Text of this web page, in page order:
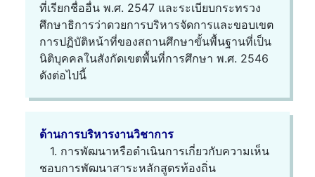
ที่เรียกชื่ออื่น พ.ศ. 2547 และระเบียบกระทรวง
ศึกษาธิการว่าดวยการบริหารจัดการและขอบเขต
การปฏิบัติหน้าที่ของสถานศึกษาขั้นพื้นฐานที่เป็น
นิติบุคคลในสังกัดเขตพื้นที่การศึกษา พ.ศ. 2546
ดังต่อไปนี้
ด้านการบริหารงานวิชาการ
1. การพัฒนาหรือดำเนินการเกี่ยวกับความเห็น
ชอบการพัฒนาสาระหลักสูตรท้องถิ่น